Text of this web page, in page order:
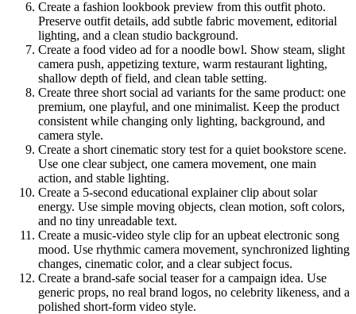
Create a fashion lookbook preview from this outfit photo.
Preserve outfit details, add subtle fabric movement, editorial
lighting, and a clean studio background.
Create a food video ad for a noodle bowl. Show steam, slight
camera push, appetizing texture, warm restaurant lighting,
shallow depth of field, and clean table setting.
Create three short social ad variants for the same product: one
premium, one playful, and one minimalist. Keep the product
consistent while changing only lighting, background, and
camera style.
Create a short cinematic story test for a quiet bookstore scene.
Use one clear subject, one camera movement, one main
action, and stable lighting.
Create a 5-second educational explainer clip about solar
energy. Use simple moving objects, clean motion, soft colors,
and no tiny unreadable text.
Create a music-video style clip for an upbeat electronic song
mood. Use rhythmic camera movement, synchronized lighting
changes, cinematic color, and a clear subject focus.
Create a brand-safe social teaser for a campaign idea. Use
generic props, no real brand logos, no celebrity likeness, and a
polished short-form video style.